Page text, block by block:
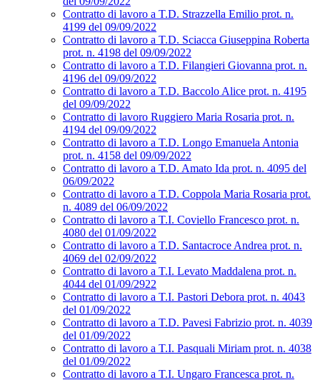
Contratto di lavoro a T.D. Strazzella Emilio prot. n.
4199 del 09/09/2022
Contratto di lavoro a T.D. Sciacca Giuseppina Roberta
prot. n. 4198 del 09/09/2022
Contratto di lavoro a T.D. Filangieri Giovanna prot. n.
4196 del 09/09/2022
Contratto di lavoro a T.D. Baccolo Alice prot. n. 4195
del 09/09/2022
Contratto di lavoro Ruggiero Maria Rosaria prot. n.
4194 del 09/09/2022
Contratto di lavoro a T.D. Longo Emanuela Antonia
prot. n. 4158 del 09/09/2022
Contratto di lavoro a T.D. Amato Ida prot. n. 4095 del
06/09/2022
Contratto di lavoro a T.D. Coppola Maria Rosaria prot.
n. 4089 del 06/09/2022
Contratto di lavoro a T.I. Coviello Francesco prot. n.
4080 del 01/09/2022
Contratto di lavoro a T.D. Santacroce Andrea prot. n.
4069 del 02/09/2022
Contratto di lavoro a T.I. Levato Maddalena prot. n.
4044 del 01/09/2922
Contratto di lavoro a T.I. Pastori Debora prot. n. 4043
del 01/09/2022
Contratto di lavoro a T.D. Pavesi Fabrizio prot. n. 4039
del 01/09/2022
Contratto di lavoro a T.I. Pasquali Miriam prot. n. 4038
del 01/09/2022
Contratto di lavoro a T.I. Ungaro Francesca prot. n.